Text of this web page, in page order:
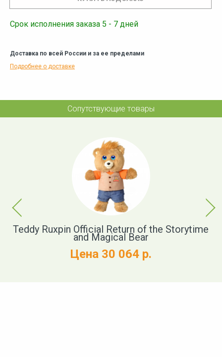
Срок исполнения заказа 5 - 7 дней
Доставка по всей России и за ее пределами
Подробнее о доставке
Сопутствующие товары
Previous
Teddy Ruxpin Official Return of the Storytime
and Magical Bear
Цена 30 064 р.
Next